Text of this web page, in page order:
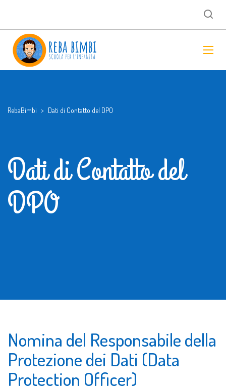
RebaBimbi > Dati di Contatto del DPO
Dati di Contatto del
DPO
Nomina del Responsabile della
Protezione dei Dati (Data
Protection Officer)